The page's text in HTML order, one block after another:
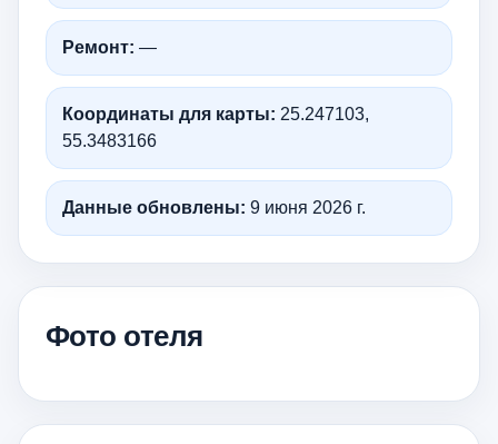
Ремонт: —
Координаты для карты: 25.247103,
55.3483166
Данные обновлены: 9 июня 2026 г.
Фото отеля